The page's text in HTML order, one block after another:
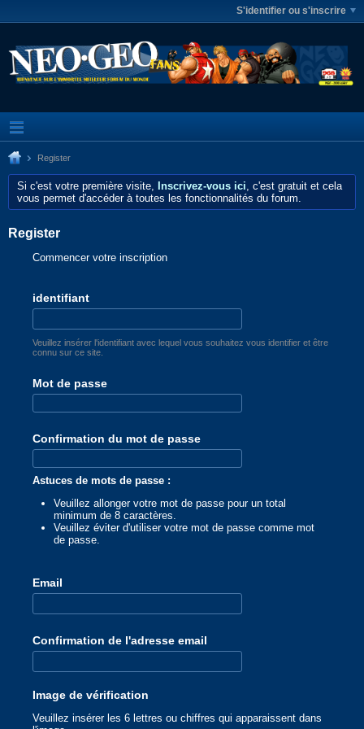
S'identifier ou s'inscrire
Register
Si c'est votre première visite, Inscrivez-vous ici, c'est gratuit et cela
vous permet d'accéder à toutes les fonctionnalités du forum.
Register
Commencer votre inscription
identifiant
Veuillez insérer l'identifiant avec lequel vous souhaitez vous identifier et être
connu sur ce site.
Mot de passe
Confirmation du mot de passe
Astuces de mots de passe :
Veuillez allonger votre mot de passe pour un total
minimum de 8 caractères.
Veuillez éviter d'utiliser votre mot de passe comme mot
de passe.
Email
Confirmation de l'adresse email
Image de vérification
Veuillez insérer les 6 lettres ou chiffres qui apparaissent dans